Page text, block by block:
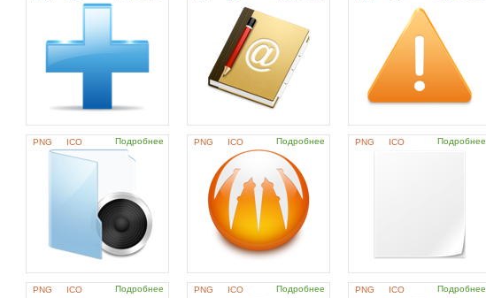
PNG ICO Подробнее PNG ICO Подробнее PNG ICO Подробнее
PNG ICO Подробнее PNG ICO Подробнее PNG ICO Подробнее